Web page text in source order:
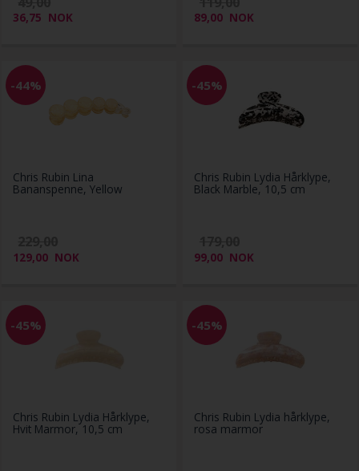
36,75 NOK 89,00 NOK
-44%
Chris Rubin Lina
Bananspenne, Yellow
129,00 NOK
-45%
Chris Rubin Lydia Hårklype,
Black Marble, 10,5 cm
99,00 NOK
-45%
Chris Rubin Lydia Hårklype,
Hvit Marmor, 10,5 cm
-45%
Chris Rubin Lydia hårklype,
rosa marmor